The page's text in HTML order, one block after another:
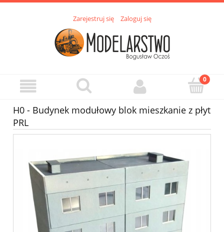
Zarejestruj się Zaloguj się
H0 - Budynek modułowy blok mieszkanie z płyt
PRL